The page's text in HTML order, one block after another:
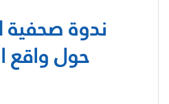
ندوة صحفية
حول واقع